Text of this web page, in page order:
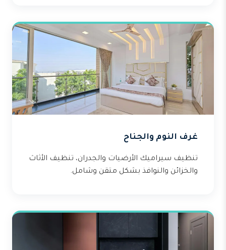
غرف النوم والجناح
تنظيف سيراميك الأرضيات والجدران، تنظيف الأثاث
والخزائن والنوافذ بشكل متقن وشامل.